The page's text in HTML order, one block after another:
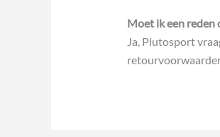
Moet ik een reden
Ja, Plutosport